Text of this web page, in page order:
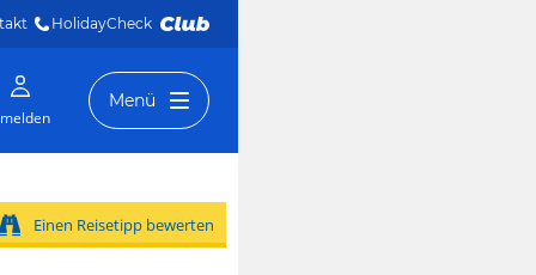
HolidayCheck
Menü
Einen Reisetipp bewerten